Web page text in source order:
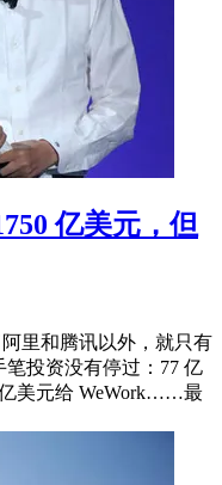
亿美元，但
里和腾讯以外，就只有
投资没有停过：77 亿
亿美元给 WeWork……最